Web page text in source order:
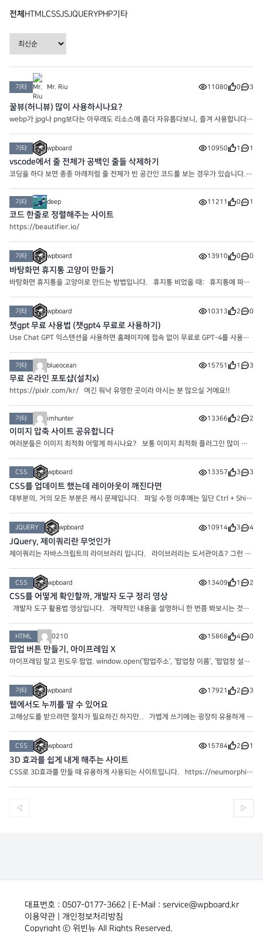
전체 HTML CSS JS JQUERYPHP기타
기타 Mr. Riu 11080 0 3
꿀뷰(허니뷰) 많이 사용하시나요?
webp가 jpg나 png보다는 아무래도 리소스에 좀더 자유롭다보니, 즐겨 사용합니다
경우는 PC 이미지뷰어인 꿀뷰를 사용해 webp로 변환을 시키는
기타 wpboard 10950 1 1
vscode에서 줄 전체가 공백인 줄들 삭제하기
코딩을 하다 보면 종종 아래처럼 줄 전체가 빈 공간인 코드를 보는 경우가 있습니다.
활성화 합니다. 맥OS은 Cmd + H 입니다. 찾기 필드에 ^\s*\
기타 deep 11211 0 1
코드 한줄로 정렬해주는 사이트
https://beautifier.io/
기타 wpboard 13910 0 0
바탕화면 휴지통 고양이 만들기
바탕화면 휴지통을 고양이로 만드는 방법입니다. 휴지통 비었을 때: 휴지통에 파일
테마 -> 바탕화면 아이콘 설정 3. 바탕
기타 wpboard 10313 2 0
챗gpt 무료 사용법 (챗gpt4 무료로 사용하기)
Use Chat GPT 익스텐션을 사용하면 홈페이지에 접속 없이 무료로 GPT-4를 사용할
디에서든 텍스트를 클릭하면 쉽게 작성, 재작성, 요약, 번역, 설명 또
기타 blueocean 15751 1 3
무료 온라인 포토샵(설치x)
https://pixlr.com/kr/ 여긴 워낙 유명한 곳이라 아시는 분 많으실 거에요!!
기타 imhunter 13366 2 2
이미지 압축 사이트 공유합니다
여러분들은 이미지 최적화 어떻게 하시나요? 보통 이미지 최적화 플러그인 많이 사
이미지 압축 후 업로드하고 있습니다. 아시는 분은
CSS wpboard 13357 3 3
CSS를 업데이트 했는데 레이아웃이 깨진다면
대부분의, 거의 모든 부분은 캐시 문제입니다. 파일 수정 이후에는 일단 Ctrl + Shift
JQUERY wpboard 10914 3 4
JQuery, 제이쿼리란 무엇인가
제이쿼리는 자바스크립트의 라이브러리 입니다. 라이브러리는 도서관이죠? 그런 의
가공해서 뭉쳐둔(?) 편하게 사용하라고 만든 일종의
CSS wpboard 13409 1 2
CSS를 어떻게 확인할까, 개발자 도구 정리 영상
개발자 도구 활용법 영상입니다. 개략적인 내용을 설명하니 한 번쯤 봐보시는 것도
HTML 0210 15868 4 0
팝업 버튼 만들기, 아이프레임 X
아이프레임 말고 윈도우 팝업. window.open(‘팝업주소’, ‘팝업창 이름’, ‘팝업창 설
=”_self” : 현재 페이지 target=”_top” : 현재 페이지에서의 최상의 페이지에서 오픈
– Y기타 wpboard 17921 2 3
웹에서도 누끼를 딸 수 있어요
고해상도를 받으려면 절차가 필요하긴 하지만.. 가볍게 쓰기에는 굉장히 유용하게 사
CSS wpboard 15784 2 1
3D 효과를 쉽게 내게 해주는 사이트
CSS로 3D효과를 만들 때 유용하게 사용되는 사이트입니다. https://neumorphis
용한 사이트입니다
◁ ▷
대표번호 : 0507-0177-3662 | E-Mail : service@wpboard.kr
이용약관| 개인정보처리방침
Copyright ⓒ 위빈뉴 All Rights Reserved.